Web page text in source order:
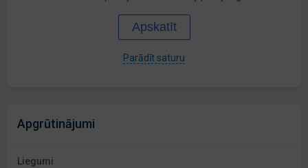
Apskatīt
Parādīt saturu
Apgrūtinājumi
Liegumi